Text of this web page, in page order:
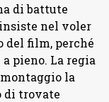
di battute
nel voler
del film, perché
pieno. La regia
la
di trovate